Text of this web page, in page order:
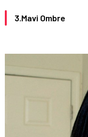
3.Mavi Ombre